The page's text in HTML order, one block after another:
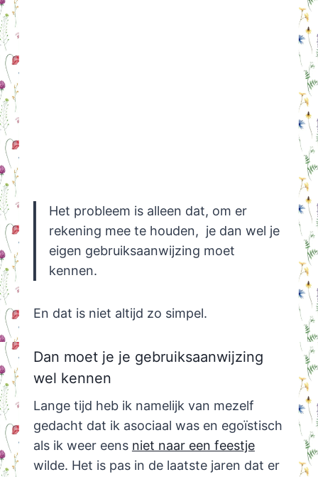
Het probleem is alleen dat, om er
rekening mee te houden, je dan wel je
eigen gebruiksaanwijzing moet
kennen.
En dat is niet altijd zo simpel.
Dan moet je je gebruiksaanwijzing
wel kennen
Lange tijd heb ik namelijk van mezelf
gedacht dat ik asociaal was en egoïstisch
als ik weer eens niet naar een feestje
wilde. Het is pas in de laatste jaren dat er